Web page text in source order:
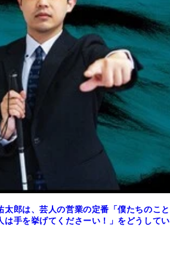
太郎は、芸人の営業の定番「僕たちのこと
は手を挙げてくださーい！」をどうしてい